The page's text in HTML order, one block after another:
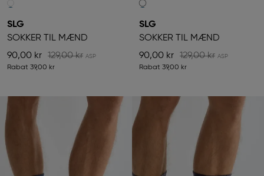
SLG
SOKKER TIL MÆND
90,00 kr
129,00 kr
Rabat 39,00 kr
SLG
SOKKER TIL MÆND
90,00 kr
129,00 kr
Rabat 39,00 kr